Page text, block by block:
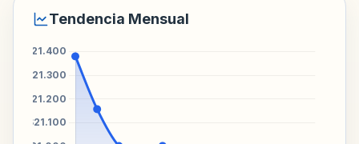
Tendencia Mensual